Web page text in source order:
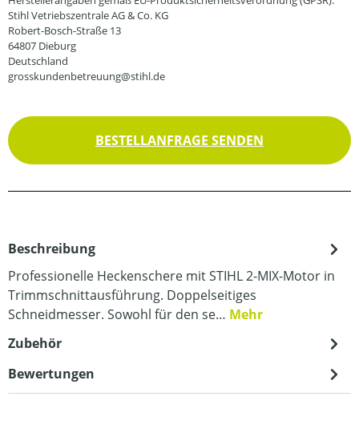
Stihl Vetriebszentrale AG & Co. KG
Robert-Bosch-Straße 13
64807 Dieburg
Deutschland
grosskundenbetreuung@stihl.de
BESTELLANFRAGE SENDEN
Beschreibung
Professionelle Heckenschere mit STIHL 2-MIX-Motor in
Trimmschnittausführung. Doppelseitiges
Schneidmesser. Sowohl für den se… Mehr
Zubehör
Bewertungen